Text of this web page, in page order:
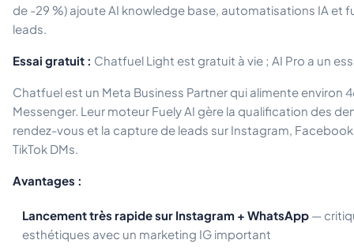
de -29 %) ajoute AI knowledge base, automatisations IA et
leads.
Essai gratuit : Chatfuel Light est gratuit à vie ; AI Pro a un
Chatfuel est un Meta Business Partner qui alimente environ
Messenger. Leur moteur Fuely AI gère la qualification des
rendez-vous et la capture de leads sur Instagram,
TikTok DMs.
Avantages :
Lancement très rapide sur Instagram + WhatsApp —
esthétiques avec un marketing IG important